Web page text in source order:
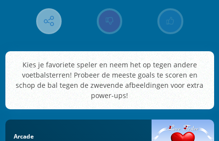
Kies je favoriete speler en neem het op tegen andere
voetbalsterren! Probeer de meeste goals te scoren en
schop de bal tegen de zwevende afbeeldingen voor extra
power-ups!
Arcade